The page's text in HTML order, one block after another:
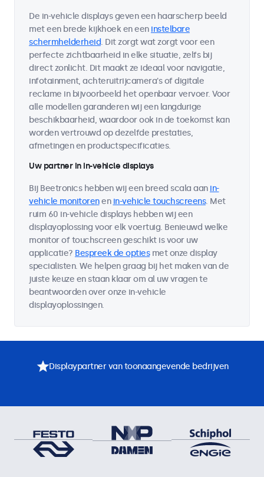
De in-vehicle displays geven een haarscherp beeld
met een brede kijkhoek en een instelbare
schermhelderheid. Dit zorgt wat zorgt voor een
perfecte zichtbaarheid in elke situatie, zelfs bij
direct zonlicht. Dit maakt ze ideaal voor navigatie,
infotainment, achteruitrijcamera's of digitale
reclame in bijvoorbeeld het openbaar vervoer. Voor
alle modellen garanderen wij een langdurige
beschikbaarheid, waardoor ook in de toekomst kan
worden vertrouwd op dezelfde prestaties,
afmetingen en productspecificaties.
Uw partner in in-vehicle displays
Bij Beetronics hebben wij een breed scala aan in-
vehicle monitorenen in-vehicle touchscreens. Met
ruim 60 in-vehicle displays hebben wij een
displayoplossing voor elk voertuig. Benieuwd welke
monitor of touchscreen geschikt is voor uw
applicatie? Bespreek de optiesmet onze display
specialisten. We helpen graag bij het maken van de
juiste keuze en staan klaar om al uw vragen te
beantwoorden over onze in-vehicle
displayoplossingen.
Displaypartner van toonaangevende bedrijven